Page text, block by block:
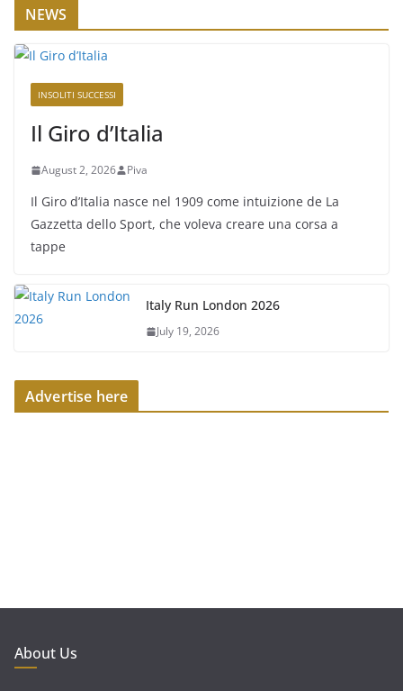
NEWS
INSOLITI SUCCESSI
Il Giro d’Italia
August 2, 2026 Piva
Il Giro d’Italia nasce nel 1909 come intuizione de La
Gazzetta dello Sport, che voleva creare una corsa a
tappe
Italy Run London 2026
July 19, 2026
Advertise here
About Us